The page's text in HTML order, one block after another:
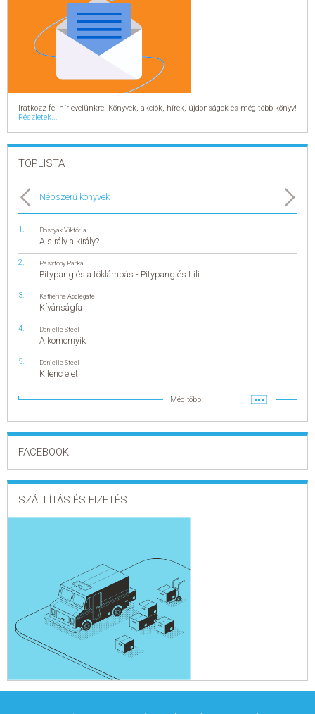
Iratkozz fel hírlevelünkre! Könyvek, akciók, hírek, újdonságok és még több könyv!
Részletek...
TOPLISTA
Népszerű könyvek
Bosnyák Viktória
A sirály a király?
Pásztohy Panka
Pitypang és a töklámpás - Pitypang és Lili
Katherine Applegate
Kívánságfa
Danielle Steel
A komornyik
Danielle Steel
Kilenc élet
Még több
FACEBOOK
SZÁLLÍTÁS ÉS FIZETÉS